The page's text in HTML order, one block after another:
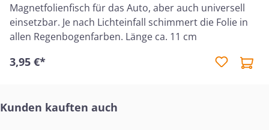
Magnetfolienfisch für das Auto, aber auch universell
einsetzbar. Je nach Lichteinfall schimmert die Folie in
allen Regenbogenfarben. Länge ca. 11 cm
3,95 €*
Produktgalerie überspringen
Kunden kauften auch